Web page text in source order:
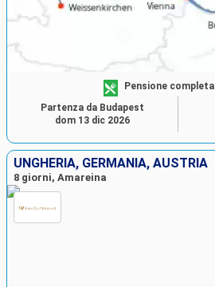
Pensione completa
Partenza da Budapest
dom 13 dic 2026
UNGHERIA, GERMANIA, AUSTRIA
8 giorni, Amareina